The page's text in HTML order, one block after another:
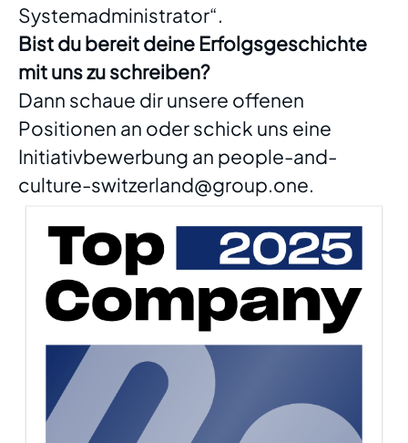
Systemadministrator“.
Bist du bereit deine Erfolgsgeschichte
mit uns zu schreiben?
Dann schaue dir unsere offenen
Positionen an oder schick uns eine
Initiativbewerbung an people-and-
culture-switzerland@group.one.